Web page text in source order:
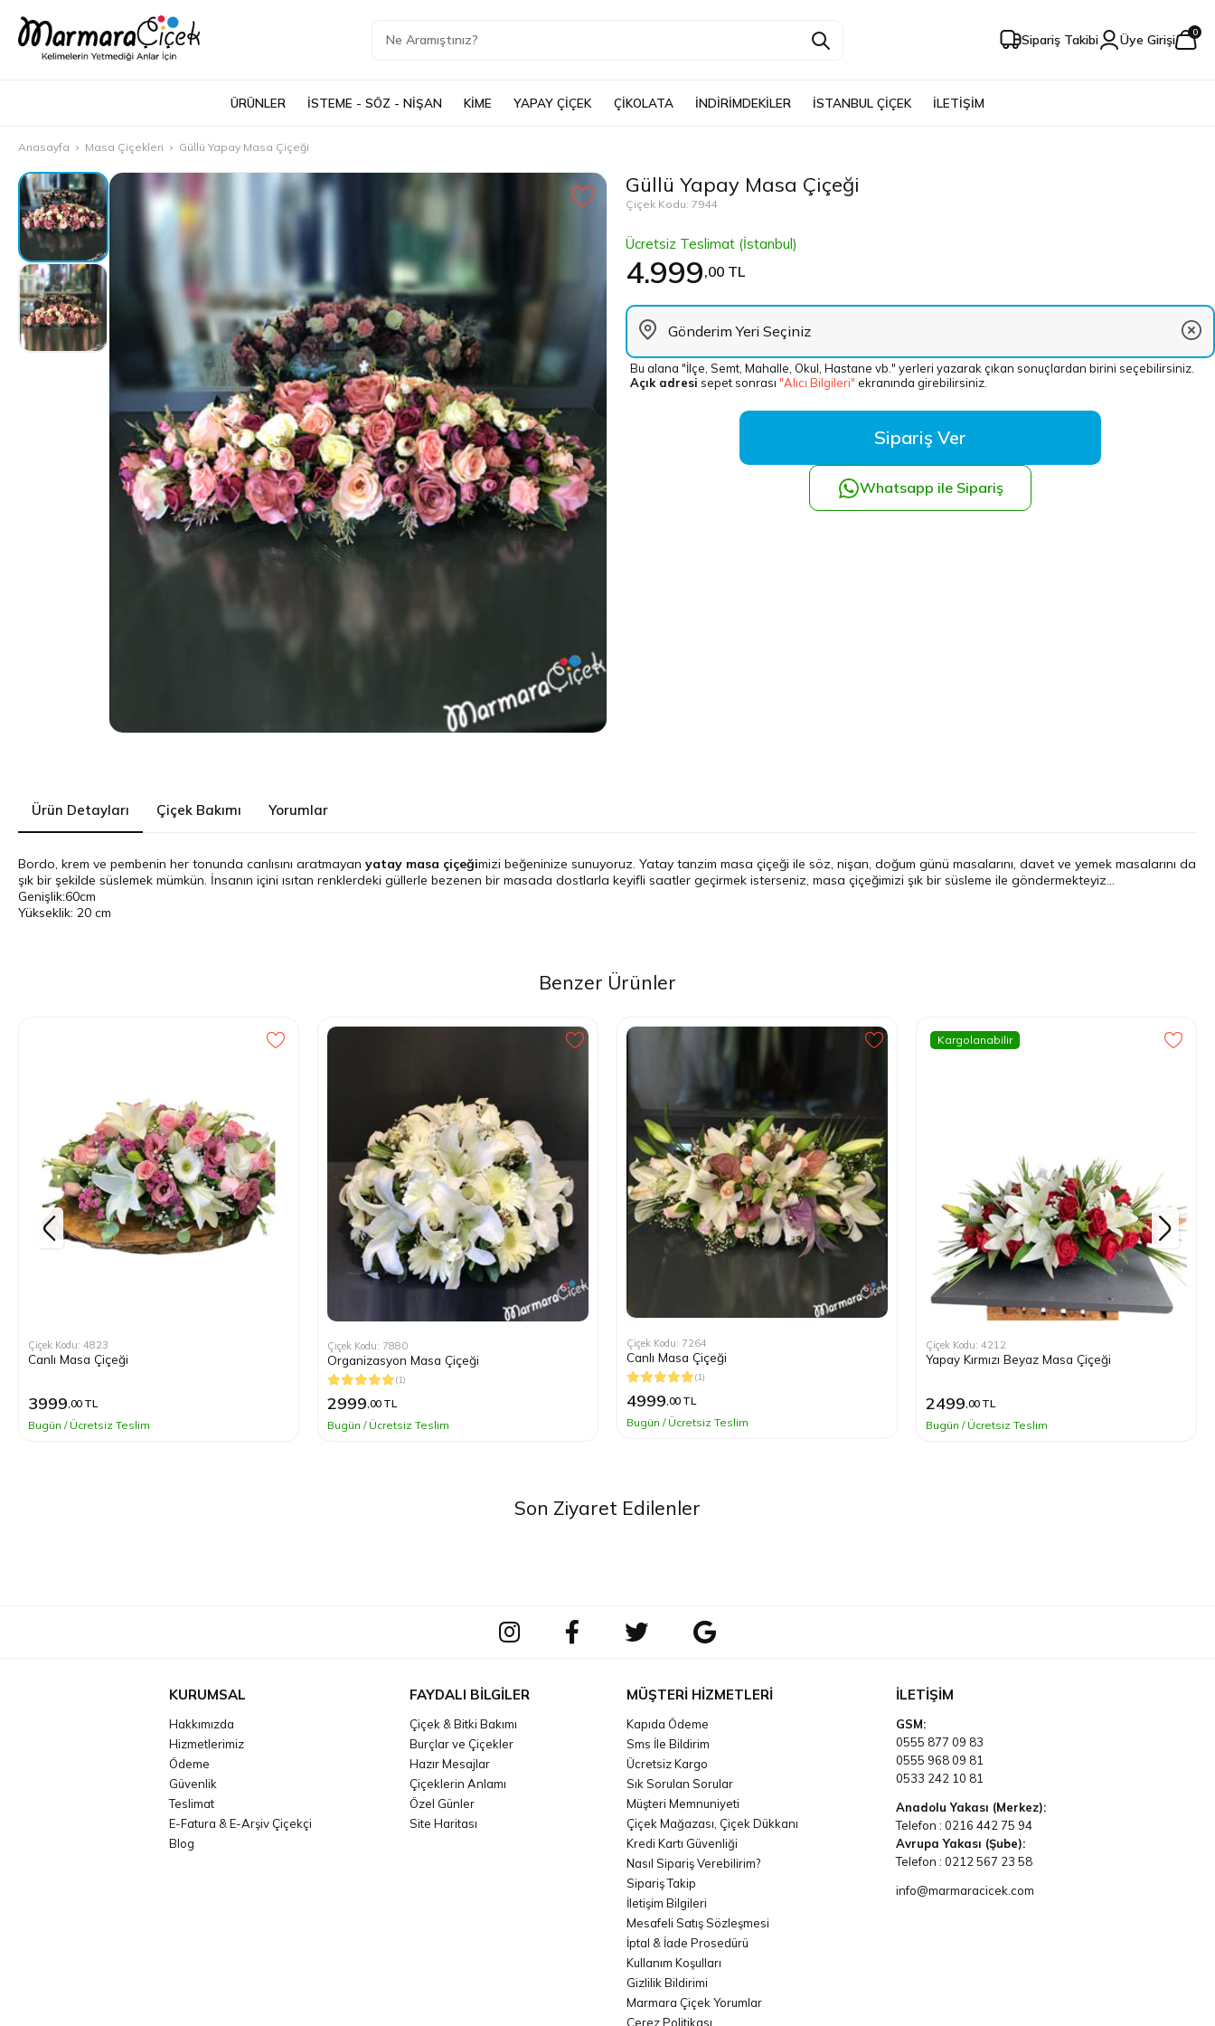
Sipariş Takibi Üye Girişi 0
ÜRÜNLER İSTEME - SÖZ - NİŞAN KİME YAPAY ÇİÇEK ÇİKOLATA İNDİRİMDEKİLER İSTANBUL ÇİÇEK İLETİŞİM
Anasayfa Masa Çiçekleri Güllü Yapay Masa Çiçeği
Güllü Yapay Masa Çiçeği
Çiçek Kodu: 7944
Ücretsiz Teslimat (İstanbul)
4.999,00 TL
Bu alana "İlçe, Semt, Mahalle, Okul, Hastane vb." yerleri yazarak çıkan sonuçlardan birini seçebilirsiniz.
Açık adresi sepet sonrası "Alıcı Bilgileri" ekranında girebilirsiniz.
Sipariş Ver
Whatsapp ile Sipariş
Ürün Detayları Çiçek Bakımı Yorumlar
Bordo, krem ve pembenin her tonunda canlısını aratmayan yatay masa çiçeğimizi beğeninize sunuyoruz. Yatay tanzim masa çiçeği ile söz, nişan, doğum günü masalarını, davet ve yemek masalarını da
şık bir şekilde süslemek mümkün. İnsanın içini ısıtan renklerdeki güllerle bezenen bir masada dostlarla keyifli saatler geçirmek isterseniz, masa çiçeğimizi şık bir süsleme ile göndermekteyiz...
Genişlik:60cm
Yükseklik: 20 cm
Benzer Ürünler
Çiçek Kodu: 4823
Canlı Masa Çiçeği
3999 ,00 TL
Bugün / Ücretsiz Teslim
Çiçek Kodu: 7880
Organizasyon Masa Çiçeği
(1)
2999,00 TL
Bugün / Ücretsiz Teslim
Çiçek Kodu: 7264
Canlı Masa Çiçeği
(1)
4999 ,00 TL
Bugün / Ücretsiz Teslim
Kargolanabilir
Çiçek Kodu: 4212
Yapay Kırmızı Beyaz Masa Çiçeği
2499 ,00 TL
Bugün / Ücretsiz Teslim
Son Ziyaret Edilenler
KURUMSAL
Hakkımızda
Hizmetlerimiz
Ödeme
Güvenlik
Teslimat
E-Fatura & E-Arşiv Çiçekçi
Blog
FAYDALI BILGILER
Çiçek & Bitki Bakımı
Burçlar ve Çiçekler
Hazır Mesajlar
Çiçeklerin Anlamı
Özel Günler
Site Haritası
MÜŞTERI HIZMETLERI
Kapıda Ödeme
Sms İle Bildirim
Ücretsiz Kargo
Sık Sorulan Sorular
Müşteri Memnuniyeti
Çiçek Mağazası, Çiçek Dükkanı
Kredi Kartı Güvenliği
Nasıl Sipariş Verebilirim?
Sipariş Takip
İletişim Bilgileri
Mesafeli Satış Sözleşmesi
İptal & İade Prosedürü
Kullanım Koşulları
Gizlilik Bildirimi
Marmara Çiçek Yorumlar
Çerez Politikası
İLETIŞIM
GSM:
0555 877 09 83
0555 968 09 81
0533 242 10 81
Anadolu Yakası (Merkez):
Telefon : 0216 442 75 94
Avrupa Yakası (Şube):
Telefon : 0212 567 23 58
info@marmaracicek.com